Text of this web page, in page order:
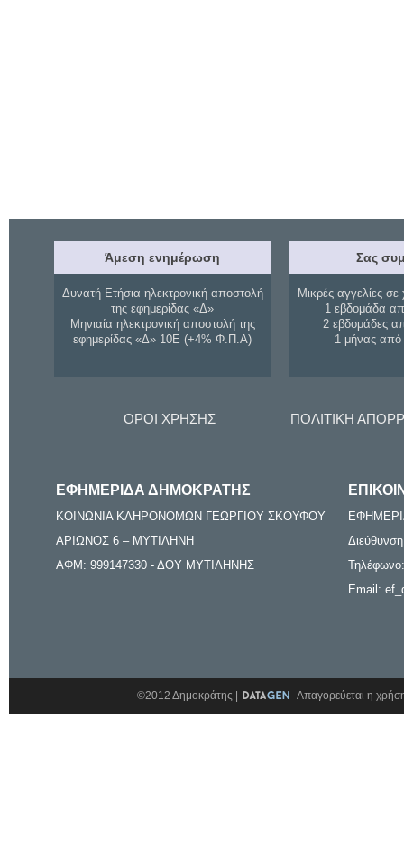
Άμεση ενημέρωση
Δυνατή Ετήσια ηλεκτρονική αποστολή
της εφημερίδας «Δ»
Μηνιαία ηλεκτρονική αποστολή της
εφημερίδας «Δ» 10Ε (+4% Φ.Π.Α)
Σας
Μικρές αγγελίες σε
1 εβδομάδα
2 εβδομάδες
1 μήνας
ΟΡΟΙ ΧΡΗΣΗΣ ΠΟΛΙΤΙΚΗ
ΕΦΗΜΕΡΙΔΑ ΔΗΜΟΚΡΑΤΗΣ
ΚΟΙΝΩΝΙΑ ΚΛΗΡΟΝΟΜΩΝ ΓΕΩΡΓΙΟΥ ΣΚΟΥΦΟΥ
ΑΡΙΩΝΟΣ 6 – ΜΥΤΙΛΗΝΗ
ΑΦΜ: 999147330 - ΔΟΥ ΜΥΤΙΛΗΝΗΣ
Email:
©2012 Δημοκράτης | Απαγορεύεται η